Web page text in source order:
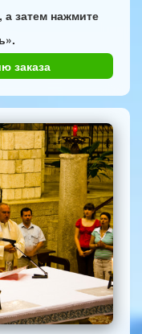
затем нажмите
заказа